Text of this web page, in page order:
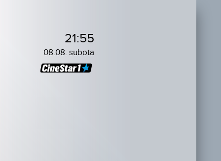
21:55
08.08. subota